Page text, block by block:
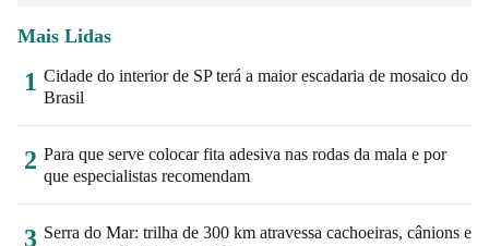
Mais Lidas
1 Cidade do interior de SP terá a maior escadaria de mosaico do
Brasil
2 Para que serve colocar fita adesiva nas rodas da mala e por
que especialistas recomendam
3 Serra do Mar: trilha de 300 km atravessa cachoeiras, cânions e